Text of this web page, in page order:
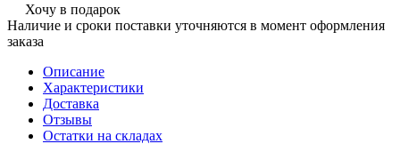
Хочу в подарок
Наличие и сроки поставки уточняются в момент оформления
заказа
Описание
Характеристики
Доставка
Отзывы
Остатки на складах